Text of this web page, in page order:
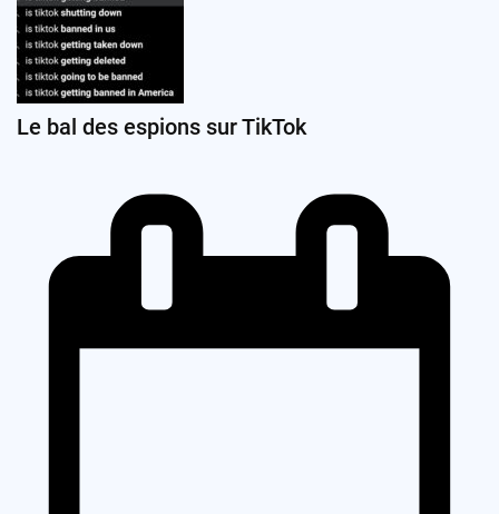
Le bal des espions sur TikTok